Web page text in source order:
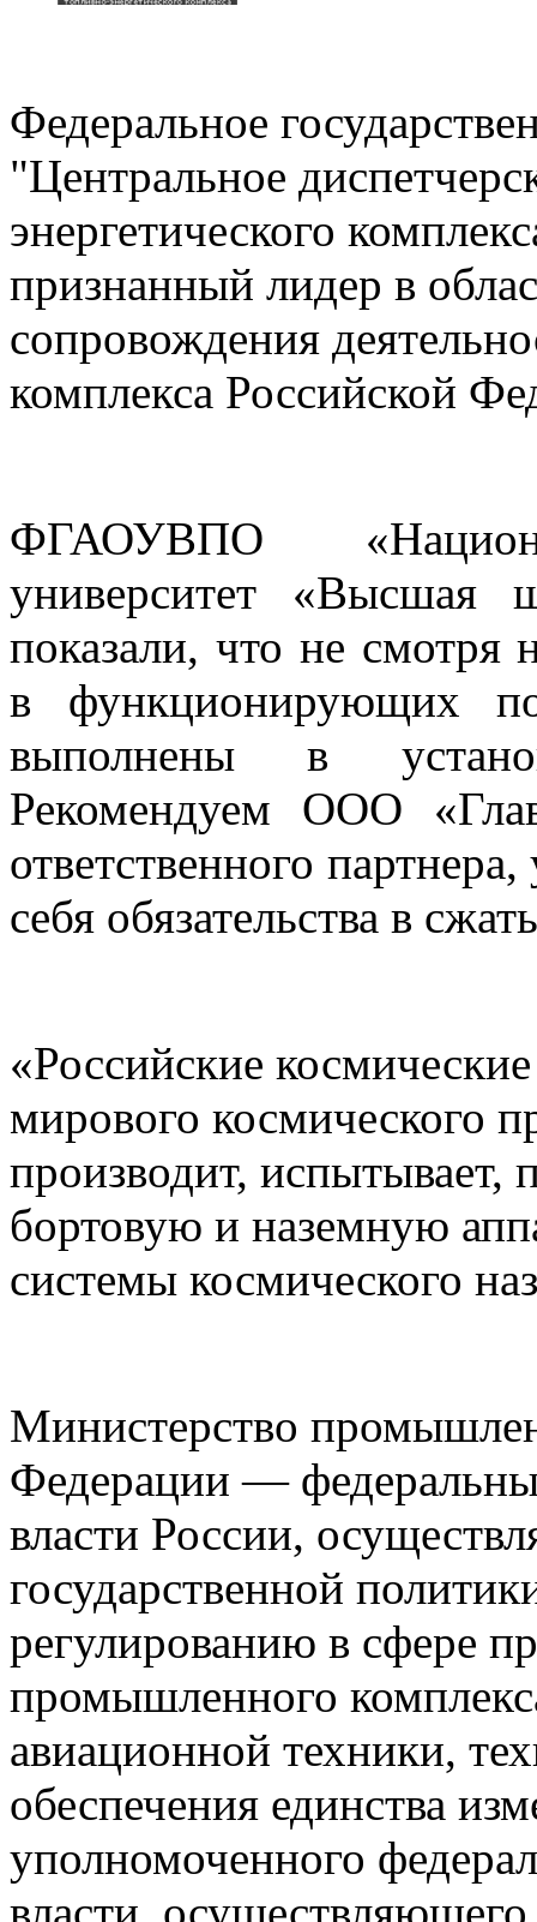
Федеральное
"Центральное
энергетического
признанный лидер в
сопровождения
комплекса Российской
ФГАОУВПО
университет «Высшая
показали, что не смотря
в функционирующих
выполнены в
Рекомендуем ООО
ответственного
себя обязательства в
«Российские
мирового космического
производит, испытывает,
бортовую и наземную
системы космического
Министерство
Федерации —
власти России,
государственной
регулированию в сфере
промышленного
авиационной техники,
обеспечения единства
уполномоченного
власти, осуществляющего